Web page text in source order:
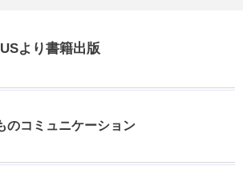
より書籍出版
のコミュニケーション